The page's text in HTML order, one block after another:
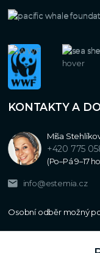
KONTAKTY A
Míša
+420 775
(Po–Pá 9–17
info@estemia.cz